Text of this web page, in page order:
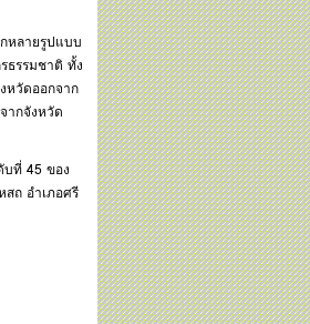
หลายรูปแบบ
ธรรมชาติ ทั้ง
หวัดออกจาก
ากจังหวัด
บที่ 45 ของ
สถ อำเภอศรี